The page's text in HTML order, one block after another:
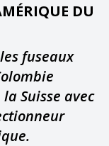
DU
fuseaux
Suisse avec